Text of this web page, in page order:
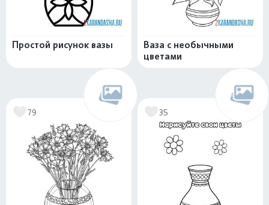
Простой рисунок вазы
Ваза с необычными
цветами
79 35